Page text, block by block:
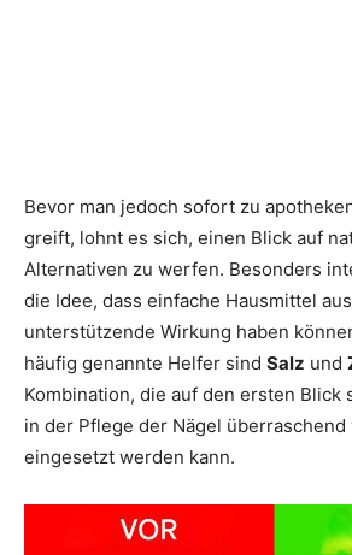
Bevor man jedoch sofort zu
greift, lohnt es sich, einen Blick auf
Alternativen zu werfen. Besonders
die Idee, dass einfache Hausmittel
unterstützende Wirkung haben
häufig genannte Helfer sind Salz und
Kombination, die auf den ersten Blick
in der Pflege der Nägel
eingesetzt werden kann.